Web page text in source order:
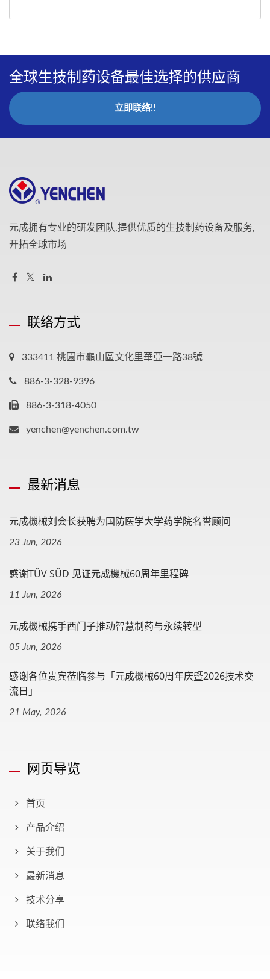
全球生技制药设备最佳选择的供应商
立即联络!!
元成拥有专业的研发团队,提供优质的生技制药设备及服务,
开拓全球市场
联络方式
333411 桃園市龜山區文化里華亞一路38號
886-3-328-9396
886-3-318-4050
yenchen@yenchen.com.tw
最新消息
元成機械刘会长获聘为国防医学大学药学院名誉顾问
23 Jun, 2026
感谢TÜV SÜD 见证元成機械60周年里程碑
11 Jun, 2026
元成機械携手西门子推动智慧制药与永续转型
05 Jun, 2026
感谢各位贵宾莅临参与「元成機械60周年庆暨2026技术交
流日」
21 May, 2026
网页导览
首页
产品介绍
关于我们
最新消息
技术分享
联络我们